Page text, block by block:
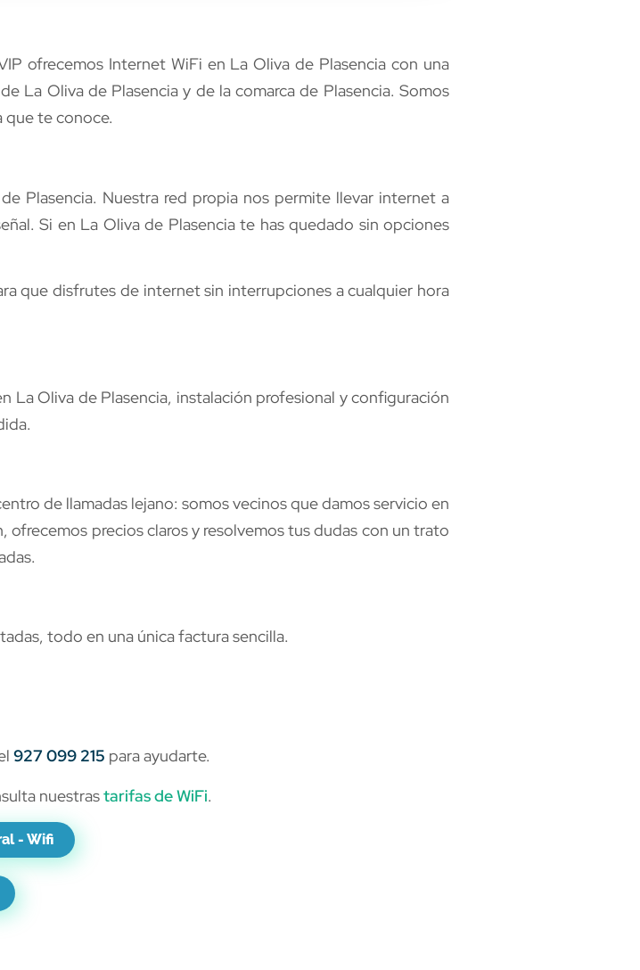
ofrecemos Internet WiFi en La Oliva de Plasencia con una
La Oliva de Plasencia y de la comarca de Plasencia. Somos
que te conoce.
Plasencia. Nuestra red propia nos permite llevar internet a
Si en La Oliva de Plasencia te has quedado sin opciones
que disfrutes de internet sin interrupciones a cualquier hora
Oliva de Plasencia, instalación profesional y configuración
de llamadas lejano: somos vecinos que damos servicio en
ofrecemos precios claros y resolvemos tus dudas con un trato
todo en una única factura sencilla.
927 099 215 para ayudarte.
nuestrastarifas de WiFi.
- Wifi